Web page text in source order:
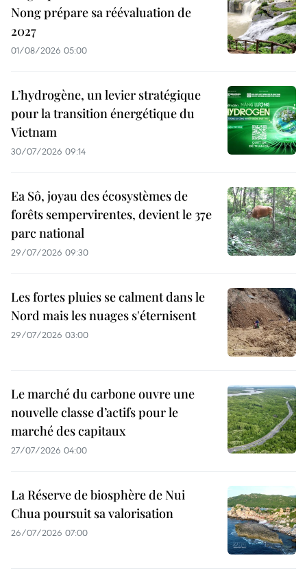
Nong prépare sa réévaluation de
2027
01/08/2026 05:00
L’hydrogène, un levier stratégique
pour la transition énergétique du
Vietnam
30/07/2026 09:14
Ea Sô, joyau des écosystèmes de
forêts sempervirentes, devient le 37e
parc national
29/07/2026 09:30
Les fortes pluies se calment dans le
Nord mais les nuages s'éternisent
29/07/2026 03:00
Le marché du carbone ouvre une
nouvelle classe d’actifs pour le
marché des capitaux
27/07/2026 04:00
La Réserve de biosphère de Nui
Chua poursuit sa valorisation
26/07/2026 07:00